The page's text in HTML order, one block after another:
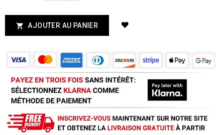
 AJOUTER AU PANIER